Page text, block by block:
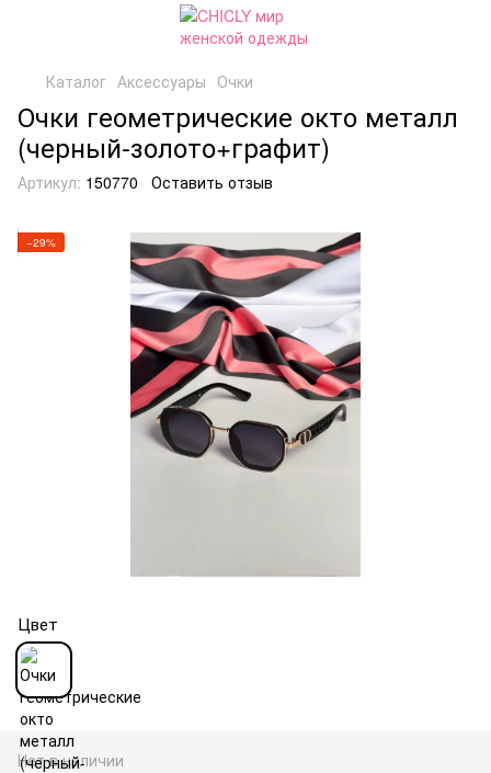
Каталог Аксессуары Очки
Очки геометрические окто металл
(черный-золото+графит)
Артикул: 150770 Оставить отзыв
−29%
Цвет
Нет в наличии